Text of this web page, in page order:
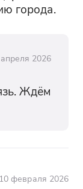
города.
2026
Ждём
10 февраля 2026